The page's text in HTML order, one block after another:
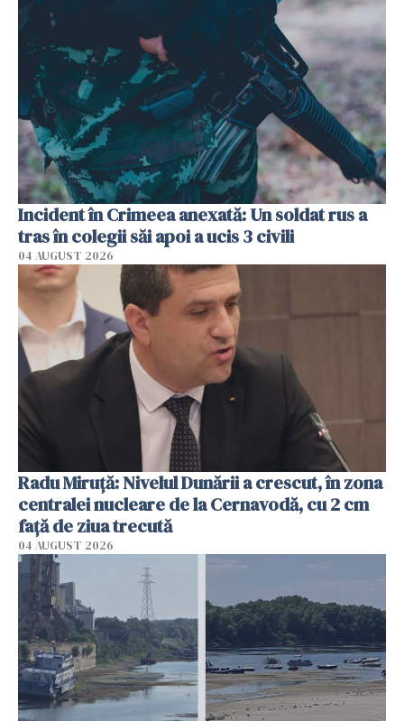
Incident în Crimeea anexată: Un soldat rus a
tras în colegii săi apoi a ucis 3 civili
04 AUGUST 2026
Radu Miruţă: Nivelul Dunării a crescut, în zona
centralei nucleare de la Cernavodă, cu 2 cm
faţă de ziua trecută
04 AUGUST 2026